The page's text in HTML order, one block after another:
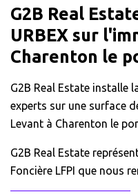
G2B Real
URBEX sur
Charenton le
G2B Real Estate installe
experts sur une surface
Levant à Charenton le
G2B Real Estate
Foncière LFPI que nous